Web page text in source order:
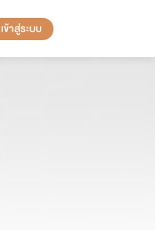
เข้าสู่ระบบ